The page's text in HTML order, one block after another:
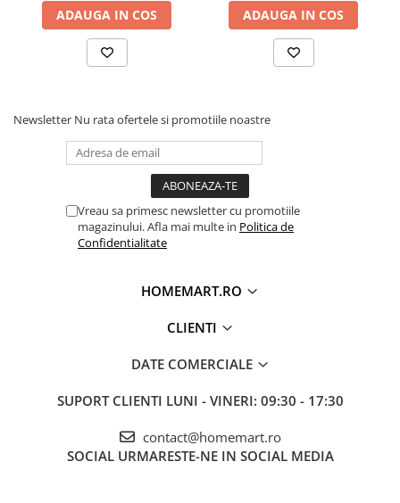
ADAUGA IN COS ADAUGA IN COS
Newsletter Nu rata ofertele si promotiile noastre
Vreau sa primesc newsletter cu promotiile
magazinului. Afla mai multe in Politica de
Confidentialitate
HOMEMART.RO
CLIENTI
DATE COMERCIALE
SUPORT CLIENTI LUNI - VINERI: 09:30 - 17:30
contact@homemart.ro
SOCIAL URMARESTE-NE IN SOCIAL MEDIA